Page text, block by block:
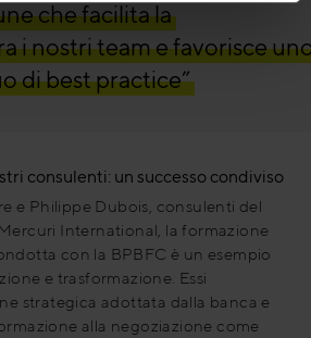
che facilita la
i nostri team e favorisce
di best practice”
consulenti: un successo condiviso
e Philippe Dubois, consulenti del
International, la formazione
con la BPBFC è un esempio
e trasformazione. Essi
strategica adottata dalla banca e
alla negoziazione come